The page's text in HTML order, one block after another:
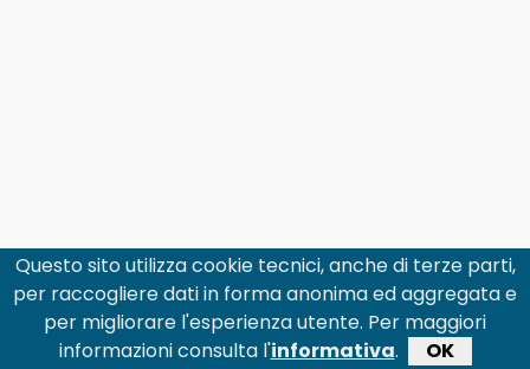
Questo sito utilizza cookie tecnici, anche di terze parti,
per raccogliere dati in forma anonima ed aggregata e
per migliorare l'esperienza utente. Per maggiori
informazioni consulta l'informativa. OK